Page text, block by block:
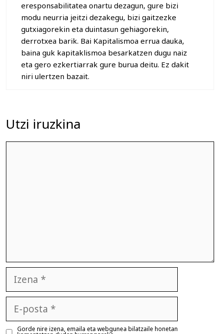
eresponsabilitatea onartu dezagun, gure bizi
modu neurria jeitzi dezakegu, bizi gaitzezke
gutxiagorekin eta duintasun gehiagorekin,
derrotxea barik. Bai Kapitalismoa errua dauka,
baina guk kapitaklismoa besarkatzen dugu naiz
eta gero ezkertiarrak gure burua deitu. Ez dakit
niri ulertzen bazait.
Utzi iruzkina
posta
Gorde nire izena, emaila eta webgunea bilatzaile honetan